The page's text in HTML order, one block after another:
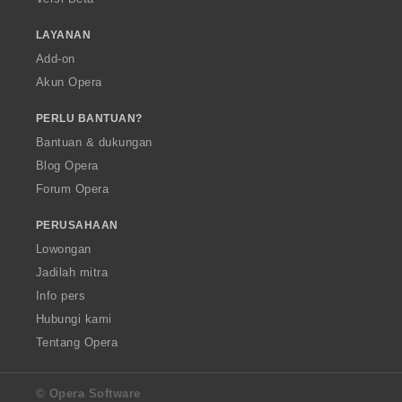
LAYANAN
Add-on
Akun Opera
PERLU BANTUAN?
Bantuan & dukungan
Blog Opera
Forum Opera
PERUSAHAAN
Lowongan
Jadilah mitra
Info pers
Hubungi kami
Tentang Opera
© Opera Software